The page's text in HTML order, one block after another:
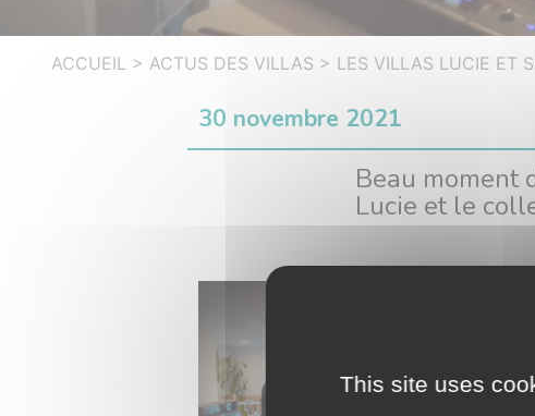
ACCUEIL > ACTUS DES VILLAS > LES VILLAS LUCIE ET
30 novembre 2021
Beau moment
Lucie et le
This site uses